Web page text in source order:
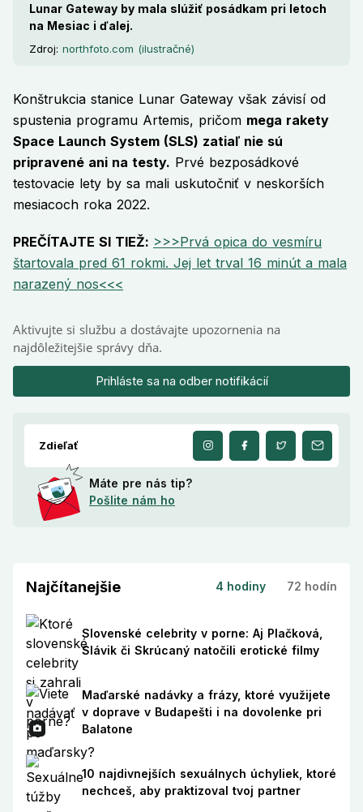
Lunar Gateway by mala slúžiť posádkam pri letoch
na Mesiac i ďalej.
Zdroj: northfoto.com (ilustračné)
Konštrukcia stanice Lunar Gateway však závisí od
spustenia programu Artemis, pričom mega rakety
Space Launch System (SLS) zatiaľ nie sú
pripravené ani na testy. Prvé bezposádkové
testovacie lety by sa mali uskutočniť v neskorších
mesiacoch roka 2022.
PREČÍTAJTE SI TIEŽ: >>>Prvá opica do vesmíru
štartovala pred 61 rokmi. Jej let trval 16 minút a mala
narazený nos<<<
Aktivujte si službu a dostávajte upozornenia na
najdôležitejšie správy dňa.
Prihláste sa na odber notifikácií
Zdieľať
Máte pre nás tip?
Pošlite nám ho
Najčítanejšie 4 hodiny 72 hodín
Slovenské celebrity v porne: Aj Plačková,
Slávik či Skrúcaný natočili erotické filmy
Maďarské nadávky a frázy, ktoré využijete
v doprave v Budapešti i na dovolenke pri
Balatone
10 najdivnejších sexuálnych úchyliek, ktoré
nechceš, aby praktizoval tvoj partner